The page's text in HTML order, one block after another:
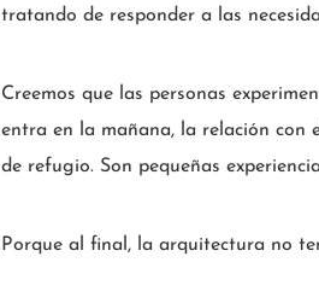
tratando de responder a las
Creemos que las personas
entra en la mañana, la relación con
de refugio. Son pequeñas
Porque al final, la arquitectura no